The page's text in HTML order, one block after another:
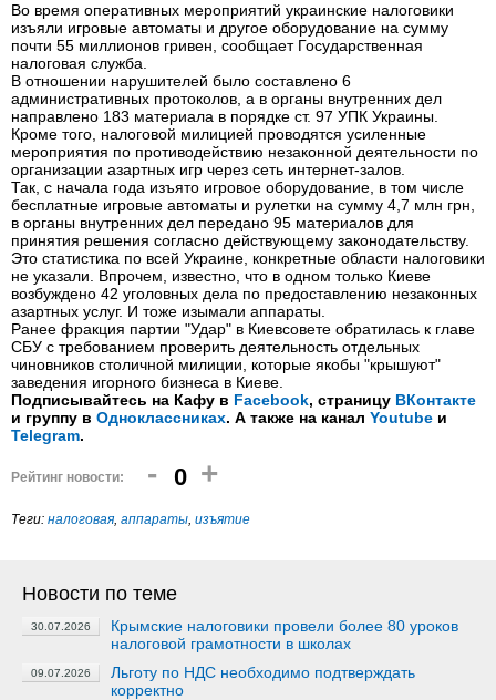
Во время оперативных мероприятий украинские налоговики
изъяли игровые автоматы и другое оборудование на сумму
почти 55 миллионов гривен, сообщает Государственная
налоговая служба.
В отношении нарушителей было составлено 6
административных протоколов, а в органы внутренних дел
направлено 183 материала в порядке ст. 97 УПК Украины.
Кроме того, налоговой милицией проводятся усиленные
мероприятия по противодействию незаконной деятельности по
организации азартных игр через сеть интернет-залов.
Так, с начала года изъято игровое оборудование, в том числе
бесплатные игровые автоматы и рулетки на сумму 4,7 млн грн,
в органы внутренних дел передано 95 материалов для
принятия решения согласно действующему законодательству.
Это статистика по всей Украине, конкретные области налоговики
не указали. Впрочем, известно, что в одном только Киеве
возбуждено 42 уголовных дела по предоставлению незаконных
азартных услуг. И тоже изымали аппараты.
Ранее фракция партии "Удар" в Киевсовете обратилась к главе
СБУ с требованием проверить деятельность отдельных
чиновников столичной милиции, которые якобы "крышуют"
заведения игорного бизнеса в Киеве.
Подписывайтесь на Кафу в Facebook, страницу ВКонтакте
и группу в Одноклассниках. А также на канал Youtube и
Telegram.
Рейтинг новости: - 0 +
Теги: налоговая, аппараты, изъятие
Новости по теме
30.07.2026
Крымские налоговики провели более 80 уроков
налоговой грамотности в школах
09.07.2026
Льготу по НДС необходимо подтверждать
корректно